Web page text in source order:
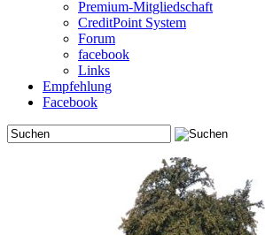
Premium-Mitgliedschaft
CreditPoint System
Forum
facebook
Links
Empfehlung
Facebook